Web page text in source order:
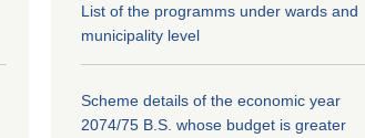
List of the programms under wards and
municipality level
Scheme details of the economic year
2074/75 B.S. whose budget is greater